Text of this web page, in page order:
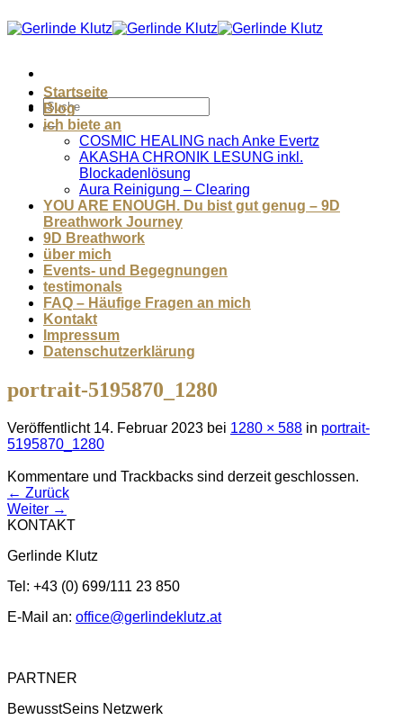
Inhalt
Startseite
Blog
ich biete an
COSMIC HEALING nach Anke Evertz
AKASHA CHRONIK LESUNG inkl.
Blockadenlösung
Aura Reinigung – Clearing
YOU ARE ENOUGH. Du bist gut genug – 9D
Breathwork Journey
9D Breathwork
über mich
Events- und Begegnungen
testimonals
FAQ – Häufige Fragen an mich
Kontakt
Impressum
Datenschutzerklärung
portrait-5195870_1280
Veröffentlicht 14. Februar 2023 bei 1280 × 588 in portrait-
5195870_1280
Kommentare und Trackbacks sind derzeit geschlossen.
← Zurück
Weiter →
KONTAKT
Gerlinde Klutz
Tel: +43 (0) 699/111 23 850
E-Mail an: office@gerlindeklutz.at
PARTNER
BewusstSeins Netzwerk